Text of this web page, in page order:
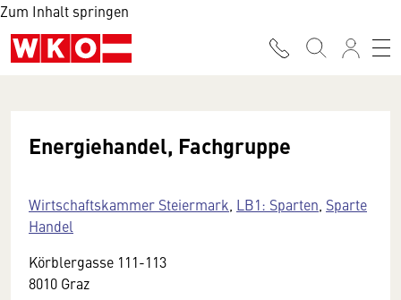
Zum Inhalt springen
Energiehandel, Fachgruppe
Wirtschaftskammer Steiermark LB1: Sparten Sparte
Handel
Körblergasse 111-113
8010 Graz